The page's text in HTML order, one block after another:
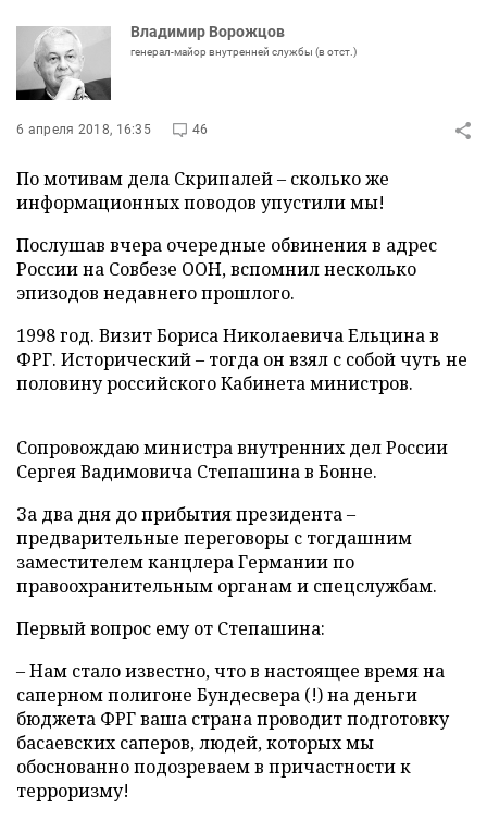
Владимир Ворожцов
генерал-майор внутренней службы (в отст.)
6 апреля 2018, 16:35 46
По мотивам дела Скрипалей – сколько же
информационных поводов упустили мы!
Послушав вчера очередные обвинения в адрес
России на Совбезе ООН, вспомнил несколько
эпизодов недавнего прошлого.
1998 год. Визит Бориса Николаевича Ельцина в
ФРГ. Исторический – тогда он взял с собой чуть не
половину российского Кабинета министров.
Сопровождаю министра внутренних дел России
Сергея Вадимовича Степашина в Бонне.
За два дня до прибытия президента –
предварительные переговоры с тогдашним
заместителем канцлера Германии по
правоохранительным органам и спецслужбам.
Первый вопрос ему от Степашина:
– Нам стало известно, что в настоящее время на
саперном полигоне Бундесвера (!) на деньги
бюджета ФРГ ваша страна проводит подготовку
басаевских саперов, людей, которых мы
обоснованно подозреваем в причастности к
терроризму!